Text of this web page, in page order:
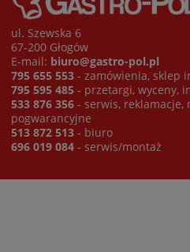
ul. Szewska 6
67-200 Głogów
E-mail: biuro@gastro-pol.pl
795 655 553 - zamówienia, sklep
795 595 485 - przetargi, wyceny,
533 876 356 - serwis, reklamacje,
pogwarancyjne
513 872 513 - biuro
696 019 084 - serwis/montaż